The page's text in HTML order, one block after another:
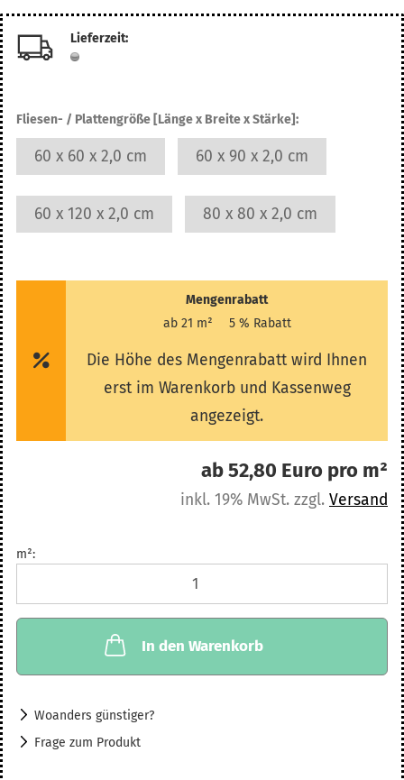
Lieferzeit:
Fliesen- / Plattengröße [Länge x Breite x Stärke]:
60 x 60 x 2,0 cm 60 x 90 x 2,0 cm
60 x 120 x 2,0 cm 80 x 80 x 2,0 cm
Mengenrabatt
ab 21 m²
5 % Rabatt
Die Höhe des Mengenrabatt wird Ihnen
erst im Warenkorb und Kassenweg
angezeigt.
ab 52,80 Euro pro m²
inkl. 19% MwSt. zzgl. Versand
m²:
In den Warenkorb
Woanders günstiger?
Frage zum Produkt